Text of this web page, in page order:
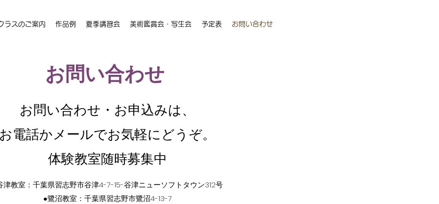
ラスのご案内 作品例 夏季講習会 美術鑑賞会・写生会 予定表 お問い合わせ
お問い合わせ
お問い合わせ・お申込みは、
​お電話かメールでお気軽にどうぞ。
​体験教室随時募集中
津教室：千葉県習志野市谷津4-7-15-谷津ニューソフトタウン312号
​●鷺沼教室：千葉県習志野市鷺沼4-13-7